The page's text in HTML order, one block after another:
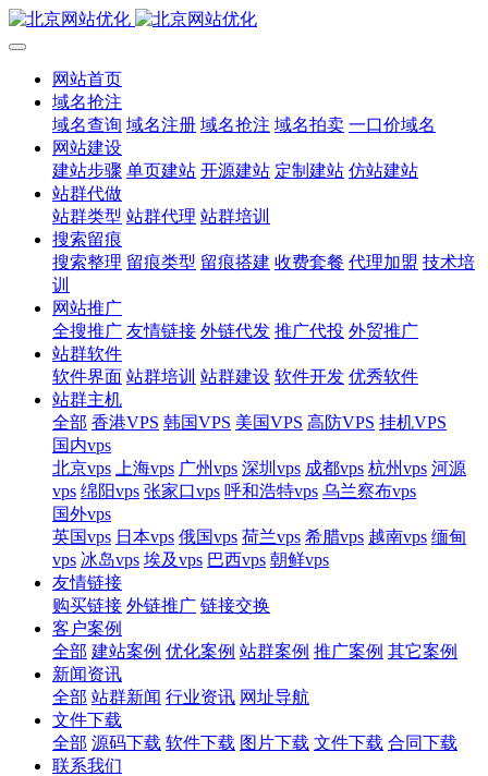
网站首页
域名抢注
域名查询 域名注册 域名抢注 域名拍卖 一口价域名
网站建设
建站步骤 单页建站 开源建站 定制建站 仿站建站
站群代做
站群类型 站群代理 站群培训
搜索留痕
搜索整理 留痕类型 留痕搭建 收费套餐 代理加盟 技术培
训
网站推广
全搜推广 友情链接 外链代发 推广代投 外贸推广
站群软件
软件界面 站群培训 站群建设 软件开发 优秀软件
站群主机
全部 香港VPS 韩国VPS 美国VPS 高防VPS 挂机VPS
国内vps
北京vps
上海vps 广州vps 深圳vps 成都vps 杭州vps 河源
vps 绵阳vps 张家口vps 呼和浩特vps 乌兰察布vps
国外vps
英国vps 日本vps 俄国vps 荷兰vps 希腊vps 越南vps 缅甸
vps 冰岛vps 埃及vps 巴西vps 朝鲜vps
友情链接
购买链接 外链推广 链接交换
客户案例
全部 建站案例 优化案例 站群案例 推广案例 其它案例
新闻资讯
全部 站群新闻 行业资讯 网址导航
文件下载
全部 源码下载 软件下载 图片下载 文件下载 合同下载
联系我们